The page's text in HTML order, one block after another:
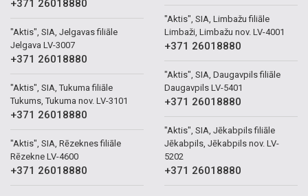
+371 26018880
"Aktis", SIA, Jelgavas filiāle
Jelgava LV-3007
+371 26018880
"Aktis", SIA, Tukuma filiāle
Tukums, Tukuma nov. LV-3101
+371 26018880
"Aktis", SIA, Rēzeknes filiāle
Rēzekne LV-4600
+371 26018880
"Aktis", SIA, Limbažu filiāle
Limbaži, Limbažu nov. LV-4001
+371 26018880
"Aktis", SIA, Daugavpils filiāle
Daugavpils LV-5401
+371 26018880
"Aktis", SIA, Jēkabpils filiāle
Jēkabpils, Jēkabpils nov. LV-
5202
+371 26018880